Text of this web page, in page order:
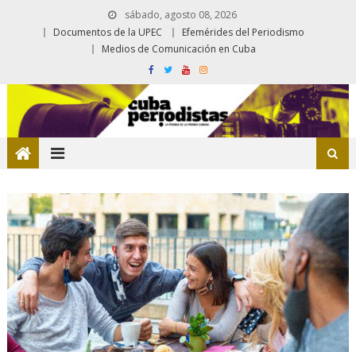
sábado, agosto 08, 2026
Documentos de la UPEC
Efemérides del Periodismo
Medios de Comunicación en Cuba